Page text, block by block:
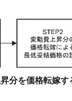
昇分を価格転嫁す